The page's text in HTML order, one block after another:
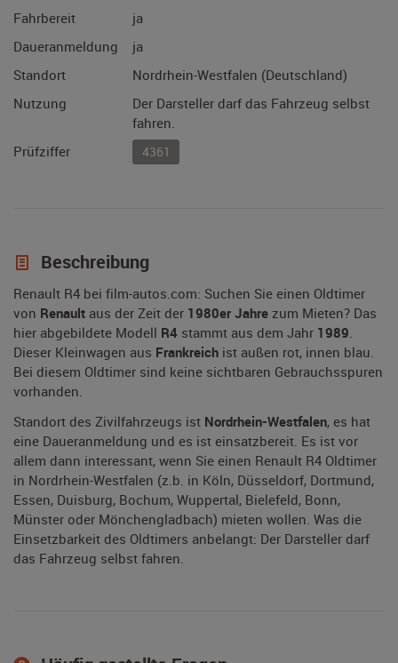
Fahrbereit
ja
Daueranmeldung
ja
Standort
Nordrhein-Westfalen (Deutschland)
Nutzung
Der Darsteller darf das Fahrzeug selbst
fahren.
Prüfziffer
4361
Beschreibung
Renault R4 bei film-autos.com: Suchen Sie einen Oldtimer
von Renault aus der Zeit der 1980er Jahre zum Mieten? Das
hier abgebildete Modell R4 stammt aus dem Jahr 1989.
Dieser Kleinwagen aus Frankreich ist außen rot, innen blau.
Bei diesem Oldtimer sind keine sichtbaren Gebrauchsspuren
vorhanden.
Standort des Zivilfahrzeugs ist Nordrhein-Westfalen, es hat
eine Daueranmeldung und es ist einsatzbereit. Es ist vor
allem dann interessant, wenn Sie einen Renault R4 Oldtimer
in Nordrhein-Westfalen (z.b. in Köln, Düsseldorf, Dortmund,
Essen, Duisburg, Bochum, Wuppertal, Bielefeld, Bonn,
Münster oder Mönchengladbach) mieten wollen. Was die
Einsetzbarkeit des Oldtimers anbelangt: Der Darsteller darf
das Fahrzeug selbst fahren.